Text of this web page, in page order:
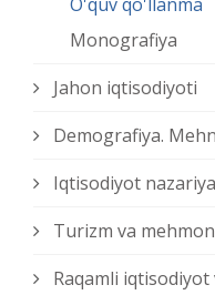
Monografiya
Jahon iqtisodiyoti
Demografiya.
Iqtisodiyot
Turizm va
Raqamli